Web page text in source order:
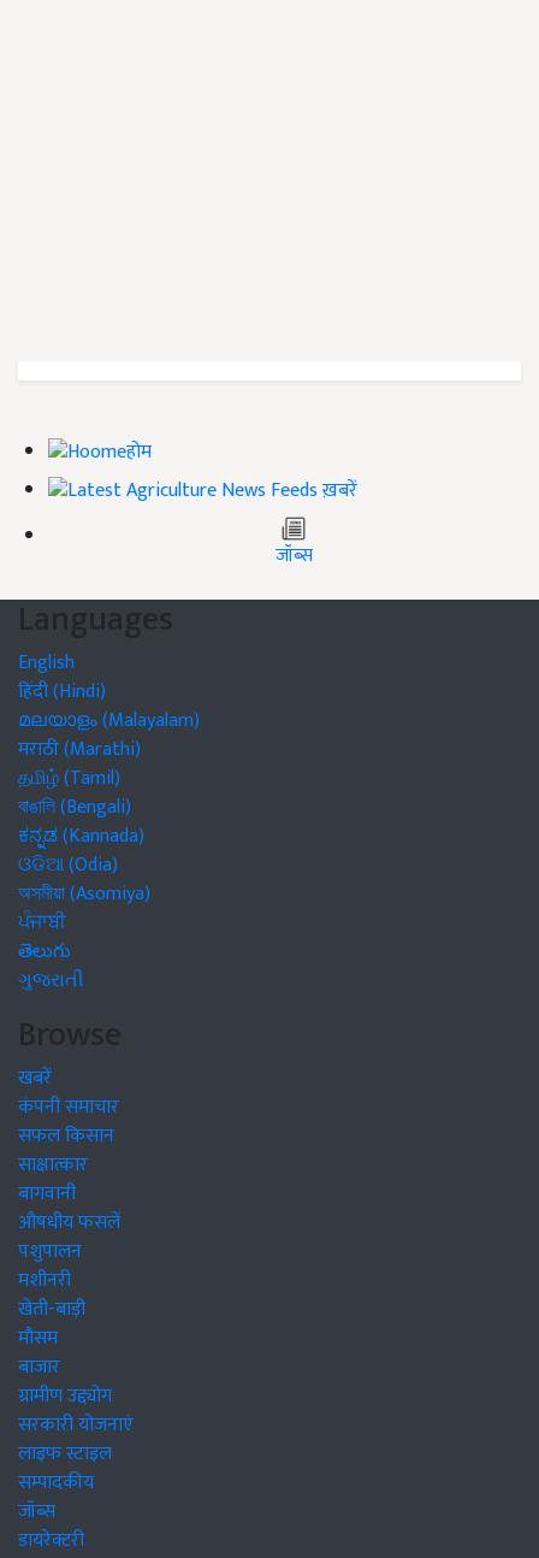
होम
ख़बरें
जॉब्स
Languages
English
हिंदी (Hindi)
മലയാളം (Malayalam)
मराठी (Marathi)
தமிழ் (Tamil)
বাঙালি (Bengali)
ಕನ್ನಡ (Kannada)
ଓଡିଆ (Odia)
অসমীয়া (Asomiya)
ਪੰਜਾਬੀ
తెలుగు
ગુજરાતી
Browse
खबरें
कंपनी समाचार
सफल किसान
साक्षात्कार
बागवानी
औषधीय फसलें
पशुपालन
मशीनरी
खेती-बाड़ी
मौसम
बाजार
ग्रामीण उद्द्योग
सरकारी योजनाएं
लाइफ स्टाइल
सम्पादकीय
जॉब्स
डायरेक्टरी